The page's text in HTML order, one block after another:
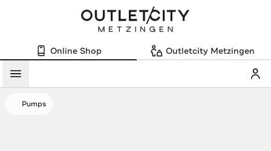
Online Shop Outletcity Metzingen
Menü
Pumps